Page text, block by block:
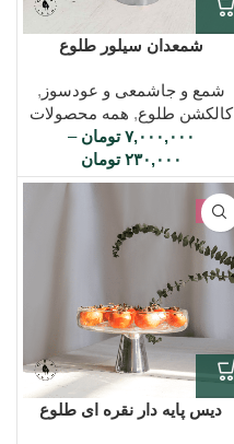
شمعدان سیلور طلوع
شمع و جاشمعی و عودسوز ,
کالکشن طلوع, همه محصولات
۷,۰۰۰,۰۰۰ تومان –
۲۳۰,۰۰۰ تومان
-7%
دیس پایه دار نقره ای طلوع